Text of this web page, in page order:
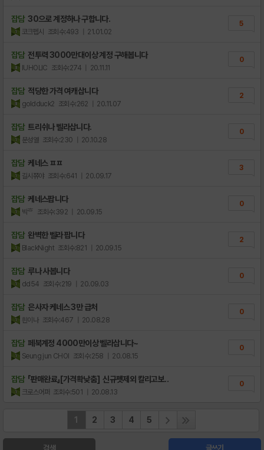
잡담 30으로 계정하나 구합니다.
코크펩시 조회수:493 | 21.01.02
5
잡담 전투력 3000만대이상 계정 구해봅니다
IUHOLIC 조회수:274 | 20.11.11
0
잡담 적당한 가격 여캐삽니다
goldduck2 조회수:262 | 20.11.07
2
잡담 트리쉬나 벨라삽니다.
문성열 조회수:230 | 20.10.28
0
잡담 케네스 ㅍㅍ
길시쮸야 조회수:641 | 20.09.17
3
잡담 케네스팝니다
박ᄒ 조회수:392 | 20.09.15
0
잡담 완벽한 벨라 팝니다
BlackNight 조회수:821 | 20.09.15
2
잡담 루나 사봅니다
dd54 조회수:219 | 20.09.03
0
잡담 은사자 케네스 3만 급처
흰이나 조회수:467 | 20.08.28
0
잡담 페북계정 4000만이상 벨라삽니다~
Seung jun CHOI 조회수:258 | 20.08.15
0
잡담 「판매완료」[가격확낮춤] 신규펫제외 칼리고보..
크로스어퍼 조회수:501 | 20.08.13
0
1 2 3 4 5
검색 글쓰기